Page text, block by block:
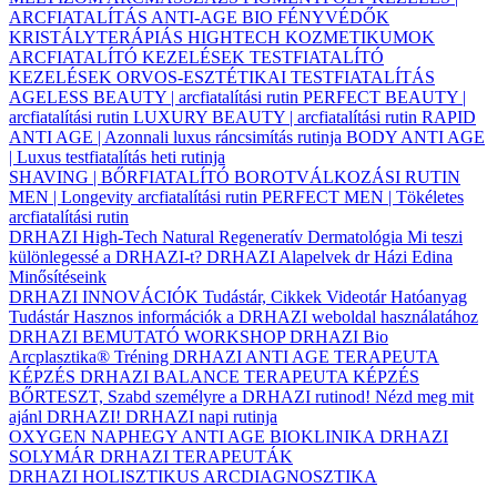
ARCFIATALÍTÁS ANTI-AGE BIO FÉNYVÉDŐK
KRISTÁLYTERÁPIÁS HIGHTECH KOZMETIKUMOK
ARCFIATALÍTÓ KEZELÉSEK TESTFIATALÍTÓ
KEZELÉSEK ORVOS-ESZTÉTIKAI TESTFIATALÍTÁS
AGELESS BEAUTY | arcfiatalítási rutin PERFECT BEAUTY |
arcfiatalítási rutin LUXURY BEAUTY | arcfiatalítási rutin RAPID
ANTI AGE | Azonnali luxus ráncsimítás rutinja BODY ANTI AGE
| Luxus testfiatalítás heti rutinja
SHAVING | BŐRFIATALÍTÓ BOROTVÁLKOZÁSI RUTIN
MEN | Longevity arcfiatalítási rutin PERFECT MEN | Tökéletes
arcfiatalítási rutin
DRHAZI High-Tech Natural Regeneratív Dermatológia Mi teszi
különlegessé a DRHAZI-t? DRHAZI Alapelvek dr Házi Edina
Minősítéseink
DRHAZI INNOVÁCIÓK Tudástár, Cikkek VideotárHatóanyag
TudástárHasznos információk a DRHAZI weboldal használatához
DRHAZI BEMUTATÓ WORKSHOPDRHAZI Bio
Arcplasztika® Tréning DRHAZI ANTI AGE TERAPEUTA
KÉPZÉS DRHAZI BALANCE TERAPEUTA KÉPZÉS
BŐRTESZT, Szabd személyre a DRHAZI rutinod! Nézd meg mit
ajánl DRHAZI! DRHAZI napi rutinja
OXYGEN NAPHEGY ANTI AGE BIOKLINIKA DRHAZI
SOLYMÁR DRHAZI TERAPEUTÁK
DRHAZI HOLISZTIKUS ARCDIAGNOSZTIKA